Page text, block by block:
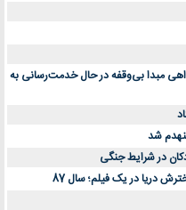
مبدا بی‌وقفه در حال خدمت‌رسانی به
در شرایط جنگی
دریا در یک فیلم؛ سال 87